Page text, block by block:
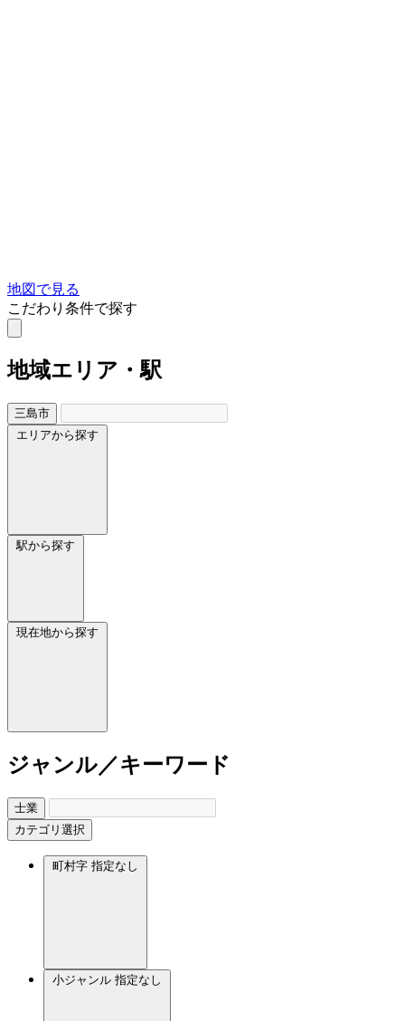
地図で見る
こだわり条件で探す
地域エリア・駅
三島市
エリアから探す
駅から探す
現在地から探す
ジャンル／キーワード
士業
カテゴリ選択
町村字 指定なし
小ジャンル 指定なし